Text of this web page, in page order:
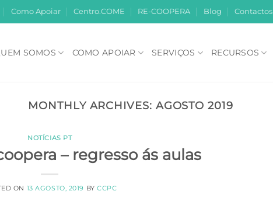
Como Apoiar Centro.COME RE-COOPERA Blog Contactos
SOMOS COMO APOIAR SERVIÇOS RECURSOS
MONTHLY ARCHIVES: AGOSTO 2019
NOTÍCIAS PT
– regresso ás aulas
ON 13 AGOSTO, 2019 BYCCPC